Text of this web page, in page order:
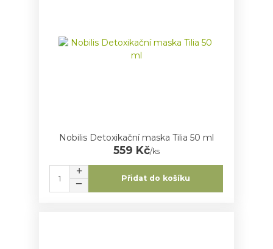
Nobilis Detoxikační maska Tilia 50 ml
559 Kč/ks
Přidat do košíku